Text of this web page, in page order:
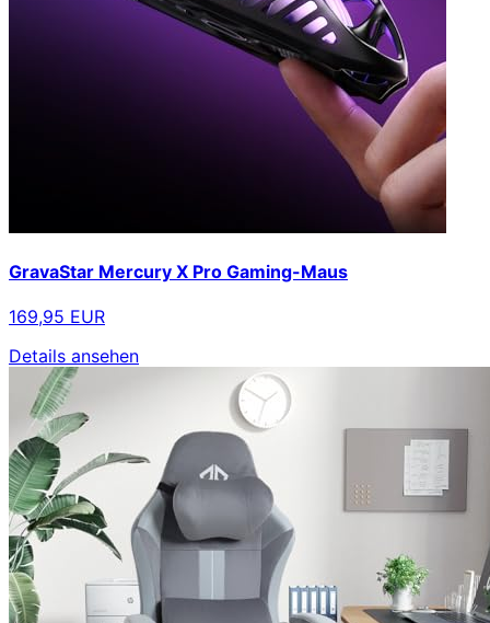
GravaStar Mercury X Pro Gaming-Maus
169,95 EUR
Details ansehen